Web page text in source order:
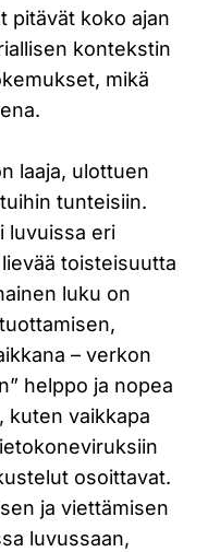
pitävät koko ajan
kontekstin
mikä
laaja, ulottuen
tunteisiin.
luvuissa eri
toisteisuutta
luku on
– verkon
helppo ja nopea
kuten vaikkapa
osoittavat.
ja viettämisen
luvussaan,